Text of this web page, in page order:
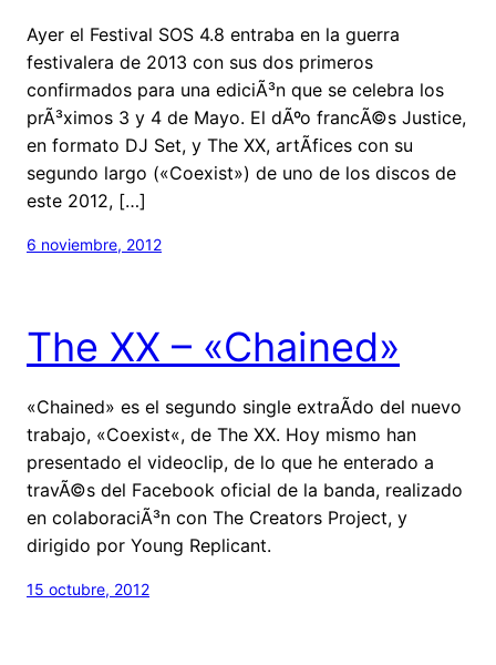
Ayer el Festival SOS 4.8 entraba en la guerra
festivalera de 2013 con sus dos primeros
confirmados para una ediciÃ³n que se celebra los
prÃ³ximos 3 y 4 de Mayo. El dÃºo francÃ©s Justice,
en formato DJ Set, y The XX, artÃ­fices con su
segundo largo («Coexist») de uno de los discos de
este 2012, […]
6 noviembre, 2012
The XX – «Chained»
«Chained» es el segundo single extraÃ­do del nuevo
trabajo, «Coexist«, de The XX. Hoy mismo han
presentado el videoclip, de lo que he enterado a
travÃ©s del Facebook oficial de la banda, realizado
en colaboraciÃ³n con The Creators Project, y
dirigido por Young Replicant.
15 octubre, 2012